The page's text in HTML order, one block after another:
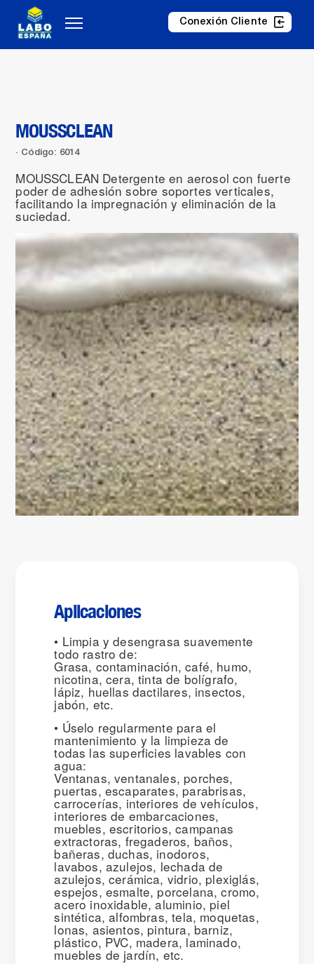
Conexión Cliente
MOUSSCLEAN
Código: 6014
MOUSSCLEAN Detergente en aerosol con fuerte
poder de adhesión sobre soportes verticales,
facilitando la impregnación y eliminación de la
suciedad.
Aplicaciones
• Limpia y desengrasa suavemente
todo rastro de:
Grasa, contaminación, café, humo,
nicotina, cera, tinta de bolígrafo,
lápiz, huellas dactilares, insectos,
jabón, etc.
• Úselo regularmente para el
mantenimiento y la limpieza de
todas las superficies lavables con
agua:
Ventanas, ventanales, porches,
puertas, escaparates, parabrisas,
carrocerías, interiores de vehículos,
interiores de embarcaciones,
muebles, escritorios, campanas
extractoras, fregaderos, baños,
bañeras, duchas, inodoros,
lavabos, azulejos, lechada de
azulejos, cerámica, vidrio, plexiglás,
espejos, esmalte, porcelana, cromo,
acero inoxidable, aluminio, piel
sintética, alfombras, tela, moquetas,
lonas, asientos, pintura, barniz,
plástico, PVC, madera, laminado,
muebles de jardín, etc.